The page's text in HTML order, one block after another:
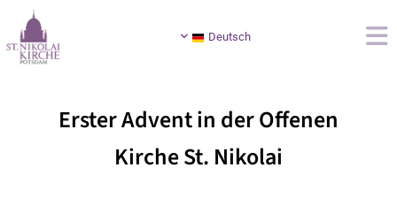
Deutsch
Erster Advent in der Offenen
Kirche St. Nikolai